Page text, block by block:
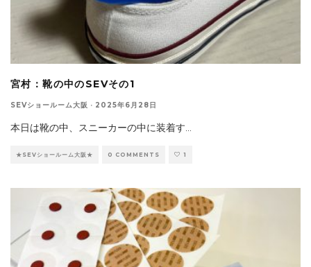
宮村：靴の中のSEVその1
SEVショールーム大阪 · 2025年6月28日
本日は靴の中、スニーカーの中に装着す
★SEVショールーム大阪★ 0 COMMENTS 1